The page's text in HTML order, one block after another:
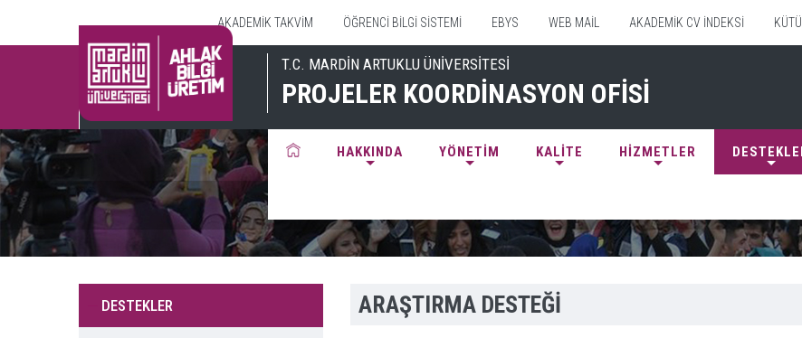
AKADEMİK TAKVİM ÖĞRENCİ BİLGİ SİSTEMİ EBYS WEB MAİL AKADEMİK CV İNDEKSİ
T.C. MARDİN ARTUKLU ÜNİVERSİTESİ
PROJELER KOORDİNASYON OFİSİ
HAKKINDA YÖNETİM KALİTE HİZMETLER
DESTEKLER ARAŞTIRMA DESTEĞİ